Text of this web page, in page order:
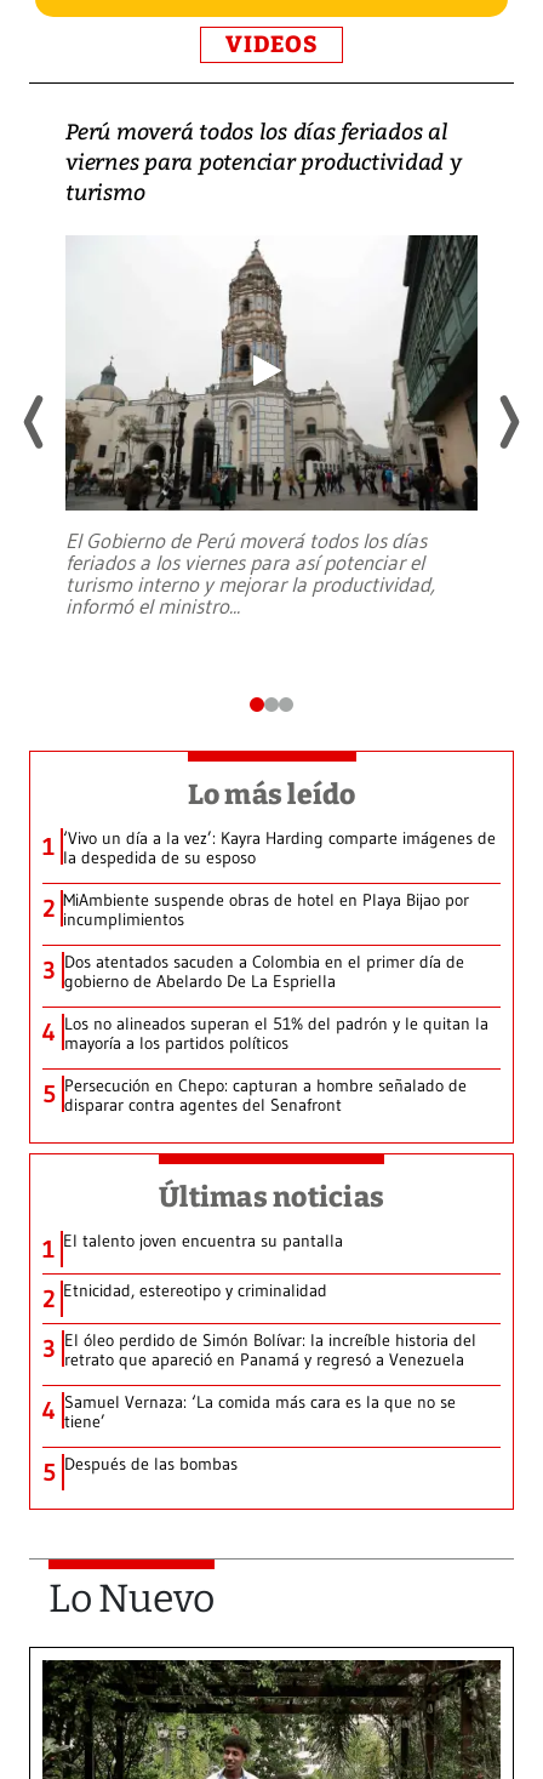
VIDEOS
Perú moverá todos los días feriados al
viernes para potenciar productividad y
turismo
El Gobierno de Perú moverá todos los días
feriados a los viernes para así potenciar el
turismo interno y mejorar la productividad,
informó el ministro...
Lo más leído
1 ‘Vivo un día a la vez’: Kayra Harding comparte imágenes de
la despedida de su esposo
2 MiAmbiente suspende obras de hotel en Playa Bijao por
incumplimientos
3 Dos atentados sacuden a Colombia en el primer día de
gobierno de Abelardo De La Espriella
4 Los no alineados superan el 51% del padrón y le quitan la
mayoría a los partidos políticos
5 Persecución en Chepo: capturan a hombre señalado de
disparar contra agentes del Senafront
Últimas noticias
1 El talento joven encuentra su pantalla​
2 Etnicidad, estereotipo y criminalidad
3 El óleo perdido de Simón Bolívar: la increíble historia del
retrato que apareció en Panamá y regresó a Venezuela
4 Samuel Vernaza: ‘La comida más cara es la que no se
tiene’
5 Después de las bombas
Lo Nuevo